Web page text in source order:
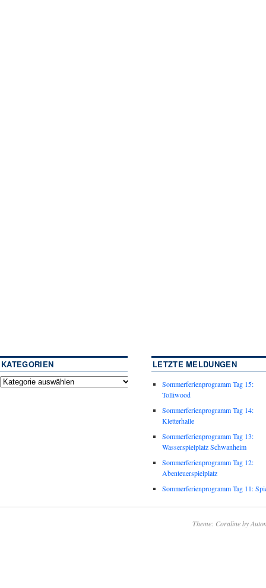
KATEGORIEN LETZTE MELDUNGEN
Sommerferienprogramm Tag 15:
Tolliwood
Sommerferienprogramm Tag 14:
Kletterhalle
Sommerferienprogramm Tag 13:
Wasserspielplatz Schwanheim
Sommerferienprogramm Tag 12:
Abenteuerspielplatz
Sommerferienprogramm Tag 11:
Theme: Coraline by